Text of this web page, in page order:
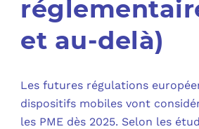
et au-delà)
Les futures régulations
dispositifs mobiles vont
les PME dès 2025. Selon les